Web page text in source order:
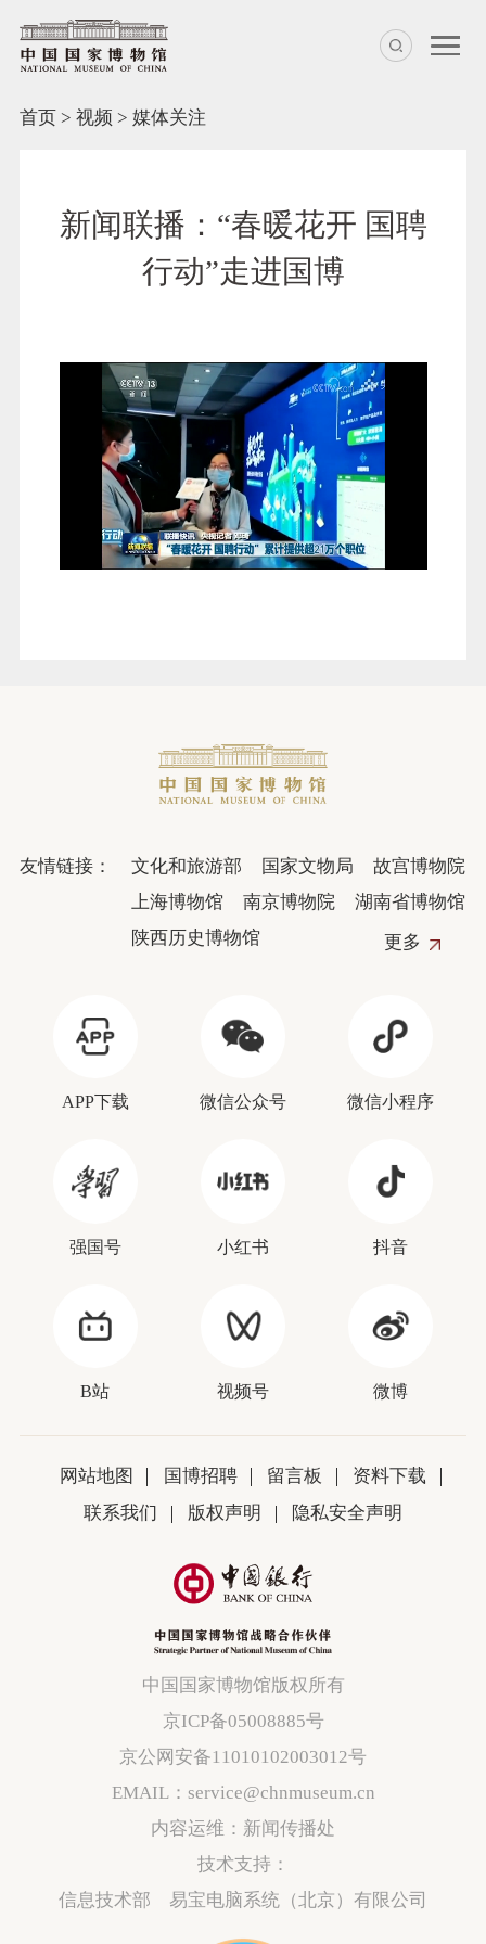
首页> 视频 > 媒体关注
新闻联播：“春暖花开 国聘
行动”走进国博
友情链接： 文化和旅游部 国家文物局
故宫博物院
上海博物馆
南京博物院
湖南省博物馆
陕西历史博物馆
更多
APP下载 微信公众号 微信小程序
强国号 小红书 抖音
B站 视频号 微博
网站地图 国博招聘 留言板
资料下载
联系我们
版权声明 隐私安全声明
中国国家博物馆版权所有
京ICP备05008885号
京公网安备11010102003012号
EMAIL：service@chnmuseum.cn
内容运维：新闻传播处
技术支持：
信息技术部 易宝电脑系统（北京）有限公司